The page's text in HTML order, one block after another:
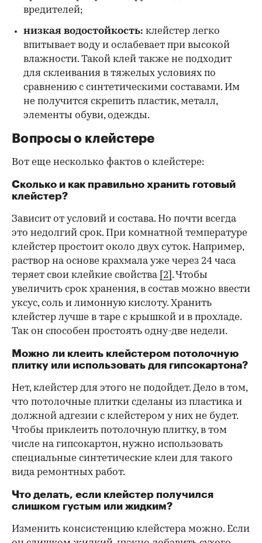
вредителей;
низкая водостойкость: клейстер легко
впитывает воду и ослабевает при высокой
влажности. Такой клей также не подходит
для склеивания в тяжелых условиях по
сравнению с синтетическими составами. Им
не получится скрепить пластик, металл,
элементы обуви, одежды.
Вопросы о клейстере
Вот еще несколько фактов о клейстере:
Сколько и как правильно хранить готовый
клейстер?
Зависит от условий и состава. Но почти всегда
это недолгий срок. При комнатной температуре
клейстер простоит около двух суток. Например,
раствор на основе крахмала уже через 24 часа
теряет свои клейкие свойства [2] . Чтобы
увеличить срок хранения, в состав можно ввести
уксус, соль и лимонную кислоту. Хранить
клейстер лучше в таре с крышкой и в прохладе.
Так он способен простоять одну-две недели.
Можно ли клеить клейстером потолочную
плитку или использовать для гипсокартона?
Нет, клейстер для этого не подойдет. Дело в том,
что потолочные плитки сделаны из пластика и
должной адгезии с клейстером у них не будет.
Чтобы приклеить потолочную плитку, в том
числе на гипсокартон, нужно использовать
специальные синтетические клеи для такого
вида ремонтных работ.
Что делать, если клейстер получился
слишком густым или жидким?
Изменить консистенцию клейстера можно. Если